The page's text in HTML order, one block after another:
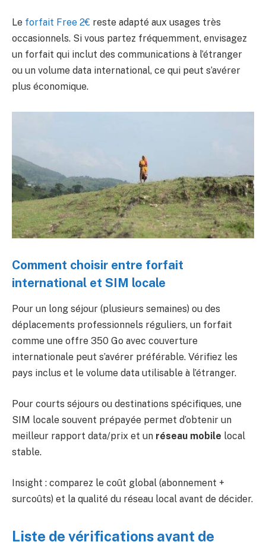
Le forfait Free 2€ reste adapté aux usages très
occasionnels. Si vous partez fréquemment, envisagez
un forfait qui inclut des communications à l’étranger
ou un volume data international, ce qui peut s’avérer
plus économique.
Comment choisir entre forfait
international et SIM locale
Pour un long séjour (plusieurs semaines) ou des
déplacements professionnels réguliers, un forfait
comme une offre 350 Go avec couverture
internationale peut s’avérer préférable. Vérifiez les
pays inclus et le volume data utilisable à l’étranger.
Pour courts séjours ou destinations spécifiques, une
SIM locale souvent prépayée permet d’obtenir un
meilleur rapport data/prix et un réseau mobile local
stable.
Insight : comparez le coût global (abonnement +
surcoûts) et la qualité du réseau local avant de décider.
Liste de vérifications avant de